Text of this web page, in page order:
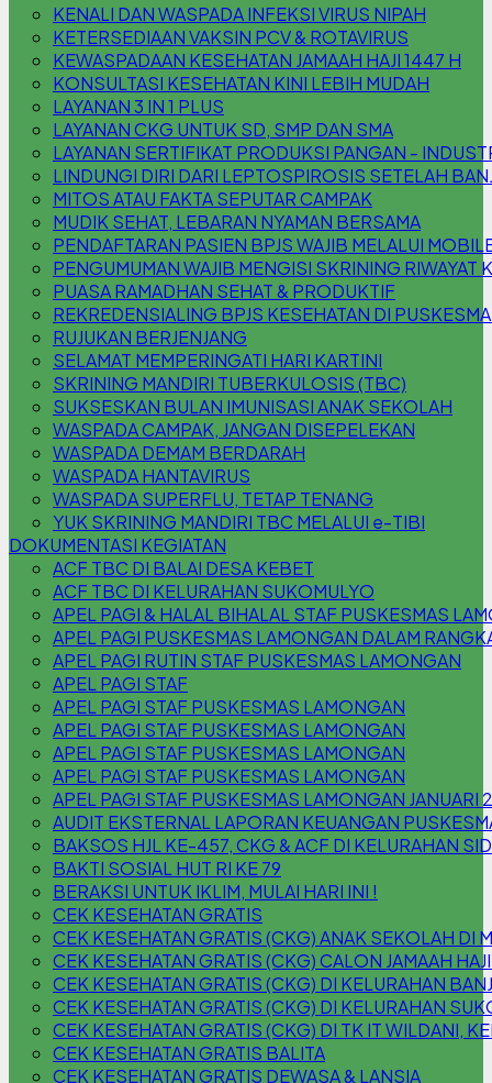
KENALI DAN WASPADA INFEKSI VIRUS NIPAH
KETERSEDIAAN VAKSIN PCV & ROTAVIRUS
KEWASPADAAN KESEHATAN JAMAAH HAJI 1447 H
KONSULTASI KESEHATAN KINI LEBIH MUDAH
LAYANAN 3 IN 1 PLUS
LAYANAN CKG UNTUK SD, SMP DAN SMA
LAYANAN SERTIFIKAT PRODUKSI PANGAN -
LINDUNGI DIRI DARI LEPTOSPIROSIS SETELAH
MITOS ATAU FAKTA SEPUTAR CAMPAK
MUDIK SEHAT, LEBARAN NYAMAN BERSAMA
PENDAFTARAN PASIEN BPJS WAJIB MELALUI
PENGUMUMAN WAJIB MENGISI SKRINING RIWAYAT
PUASA RAMADHAN SEHAT & PRODUKTIF
REKREDENSIALING BPJS KESEHATAN DI
RUJUKAN BERJENJANG
SELAMAT MEMPERINGATI HARI KARTINI
SKRINING MANDIRI TUBERKULOSIS (TBC)
SUKSESKAN BULAN IMUNISASI ANAK SEKOLAH
WASPADA CAMPAK, JANGAN DISEPELEKAN
WASPADA DEMAM BERDARAH
WASPADA HANTAVIRUS
WASPADA SUPERFLU, TETAP TENANG
YUK SKRINING MANDIRI TBC MELALUI e-TIBI
DOKUMENTASI KEGIATAN
ACF TBC DI BALAI DESA KEBET
ACF TBC DI KELURAHAN SUKOMULYO
APEL PAGI & HALAL BIHALAL STAF PUSKESMAS
APEL PAGI PUSKESMAS LAMONGAN DALAM
APEL PAGI RUTIN STAF PUSKESMAS LAMONGAN
APEL PAGI STAF
APEL PAGI STAF PUSKESMAS LAMONGAN
APEL PAGI STAF PUSKESMAS LAMONGAN
APEL PAGI STAF PUSKESMAS LAMONGAN
APEL PAGI STAF PUSKESMAS LAMONGAN
APEL PAGI STAF PUSKESMAS LAMONGAN JANUARI
AUDIT EKSTERNAL LAPORAN KEUANGAN
BAKSOS HJL KE-457, CKG & ACF DI KELURAHAN
BAKTI SOSIAL HUT RI KE 79
BERAKSI UNTUK IKLIM, MULAI HARI INI !
CEK KESEHATAN GRATIS
CEK KESEHATAN GRATIS (CKG) ANAK SEKOLAH DI
CEK KESEHATAN GRATIS (CKG) CALON JAMAAH
CEK KESEHATAN GRATIS (CKG) DI KELURAHAN
CEK KESEHATAN GRATIS (CKG) DI KELURAHAN
CEK KESEHATAN GRATIS (CKG) DI TK IT WILDANI,
CEK KESEHATAN GRATIS BALITA
CEK KESEHATAN GRATIS DEWASA & LANSIA